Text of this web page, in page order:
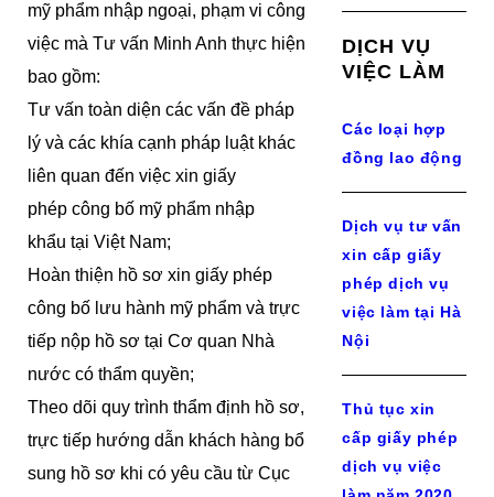
mỹ phẩm nhập ngoại, phạm vi công
việc mà Tư vấn Minh Anh thực hiện
bao gồm:
Tư vấn toàn diện các vấn đề pháp
lý và các khía cạnh pháp luật khác
liên quan đến việc xin giấy
phép công bố mỹ phẩm nhập
khẩu tại Việt Nam;
Hoàn thiện hồ sơ xin giấy phép
công bố lưu hành mỹ phẩm và trực
tiếp nộp hồ sơ tại Cơ quan Nhà
nước có thẩm quyền;
Theo dõi quy trình thẩm định hồ sơ,
trực tiếp hướng dẫn khách hàng bổ
sung hồ sơ khi có yêu cầu từ Cục
DỊCH VỤ
VIỆC LÀM
Các loại hợp
đồng lao động
Dịch vụ tư vấn
xin cấp giấy
phép dịch vụ
việc làm tại Hà
Nội
Thủ tục xin
cấp giấy phép
dịch vụ việc